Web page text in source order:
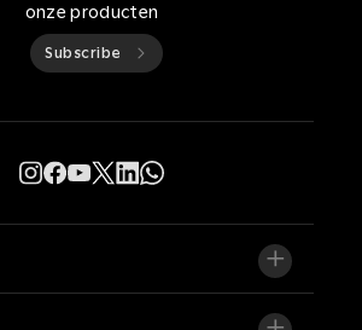
onze producten
Subscribe